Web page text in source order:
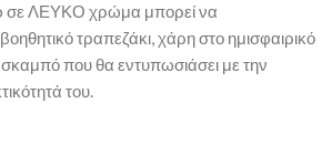
σε ΛΕΥΚΟ χρώμα μπορεί να
τραπεζάκι, χάρη στο ημισφαιρικό
που θα εντυπωσιάσει με την
του.